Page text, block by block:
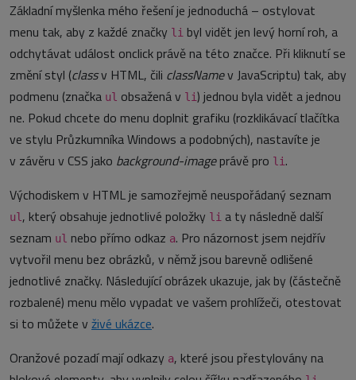
Základní myšlenka mého řešení je jednoduchá – ostylovat
menu tak, aby z každé značky li byl vidět jen levý horní roh, a
odchytávat událost onclick právě na této značce. Při kliknutí se
změní styl (classv HTML, čili classNamev JavaScriptu) tak, aby
podmenu (značka ul obsažená v li) jednou byla vidět a jednou
ne. Pokud chcete do menu doplnit grafiku (rozklikávací tlačítka
ve stylu Průzkumníka Windows a podobných), nastavíte je
v závěru v CSS jako background-imageprávě pro li .
Východiskem v HTML je samozřejmě neuspořádaný seznam
ul , který obsahuje jednotlivé položky li a ty následně další
seznam ul nebo přímo odkaz a. Pro názornost jsem nejdřív
vytvořil menu bez obrázků, v němž jsou barevně odlišené
jednotlivé značky. Následující obrázek ukazuje, jak by (částečně
rozbalené) menu mělo vypadat ve vašem prohlížeči, otestovat
si to můžete v živé ukázce.
Oranžové pozadí mají odkazy a, které jsou přestylovány na